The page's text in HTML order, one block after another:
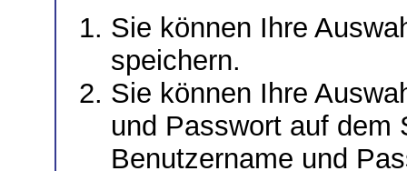
Sie können Ihre
speichern.
Sie können Ihre
und Passwort auf dem
Benutzername und